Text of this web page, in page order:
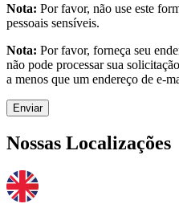
Nota: Por favor, não use este
pessoais sensíveis.
Nota: Por favor, forneça seu
não pode processar sua
a menos que um endereço de e-
Enviar
Nossas Localizações